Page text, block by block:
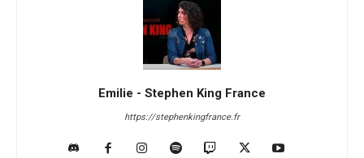
Emilie - Stephen King France
https://stephenkingfrance.fr